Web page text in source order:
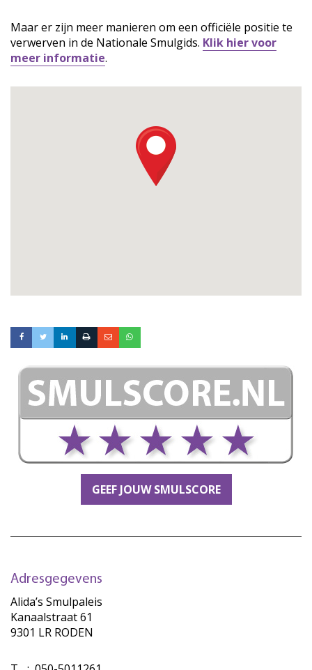
Maar er zijn meer manieren om een officiële positie te
verwerven in de Nationale Smulgids. Klik hier voor
meer informatie.
GEEF JOUW SMULSCORE
Adresgegevens
Alida’s Smulpaleis
Kanaalstraat 61
9301 LR RODEN